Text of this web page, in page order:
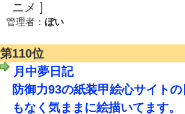
ニメ ]
管理者： ぼい
第110位
月中夢日記
防御力93の紙装甲絵心サイト
もなく気ままに絵描いてます。